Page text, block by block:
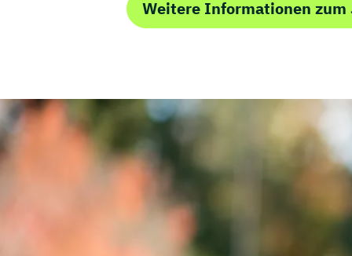
Weitere Informationen